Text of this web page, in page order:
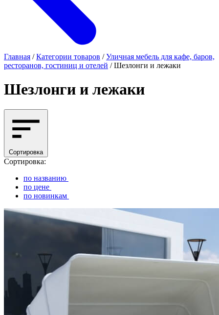
Главная / Категории товаров / Уличная мебель для кафе, баров,
ресторанов, гостиниц и отелей / Шезлонги и лежаки
Шезлонги и лежаки
Сортировка
Сортировка:
по названию
по цене
по новинкам